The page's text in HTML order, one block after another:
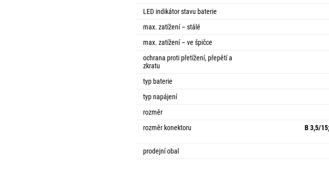
LED indikátor stavu baterie
max. zatížení – stálé
max. zatížení – ve špičce
ochrana proti přetížení, přepětí a
zkratu
typ baterie
typ napájení
rozměr
rozměr konektoru
B 3,5/
prodejní obal